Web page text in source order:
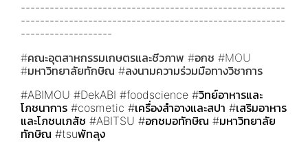
-------------------------------------------------------
-------------------------------------------------------
-------------------
#คณะอุตสาหกรรมเกษตรและชีวภาพ #อกช #MOU
#มหาวิทยาลัยทักษิณ #ลงนามความร่วมมือทางวิชาการ
#ABIMOU #DekABI #foodscience #วิทย์อาหารและ
โภชนาการ #cosmetic #เครื่องสำอางและสปา #เสริมอาหาร
และโภชนเภสัช #ABITSU #อกชมอทักษิณ #มหาวิทยาลัย
ทักษิณ #tsuพัทลุง